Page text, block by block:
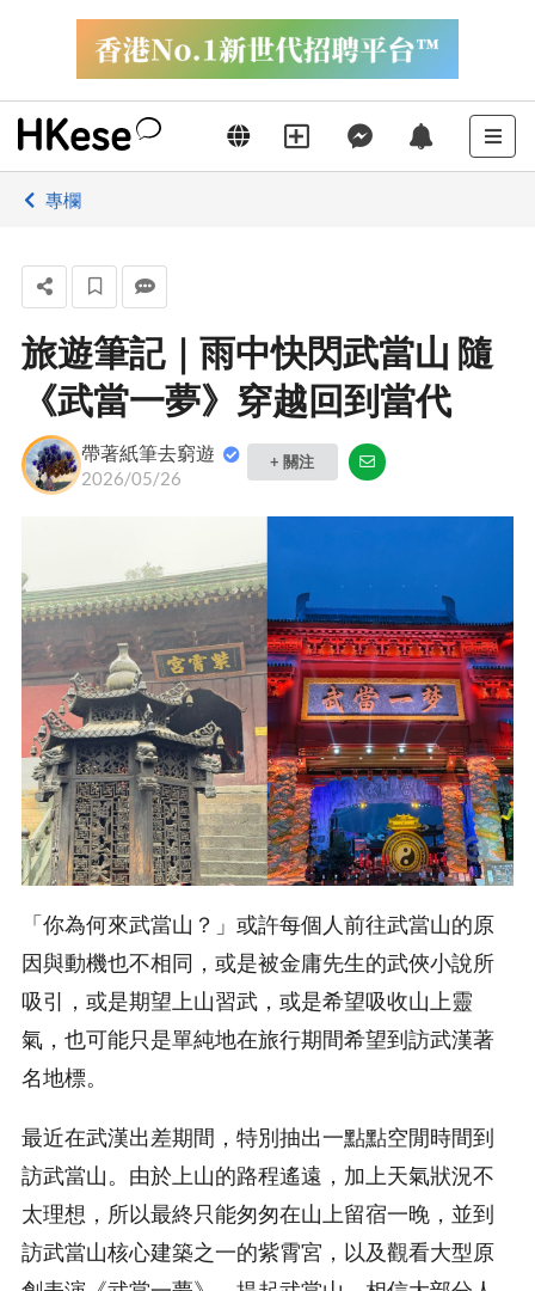
專欄
旅遊筆記｜雨中快閃武當山 隨
《武當一夢》穿越回到當代
帶著紙筆去窮遊
2026/05/26
+ 關注
「你為何來武當山？」或許每個人前往武當山的原
因與動機也不相同，或是被金庸先生的武俠小說所
吸引，或是期望上山習武，或是希望吸收山上靈
氣，也可能只是單純地在旅行期間希望到訪武漢著
名地標。
最近在武漢出差期間，特別抽出一點點空閒時間到
訪武當山。由於上山的路程遙遠，加上天氣狀況不
太理想，所以最終只能匆匆在山上留宿一晚，並到
訪武當山核心建築之一的紫霄宮，以及觀看大型原